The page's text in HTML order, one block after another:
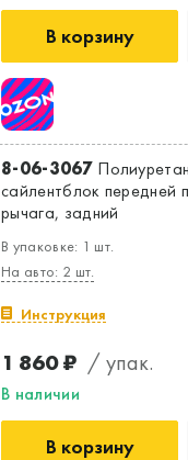
В корзину
8-06-3067
сайлентблок передней
рычага, задний
В упаковке: 1 шт.
На авто: 2 шт.
Инструкция
1 860 ₽ / упак.
В наличии
В корзину